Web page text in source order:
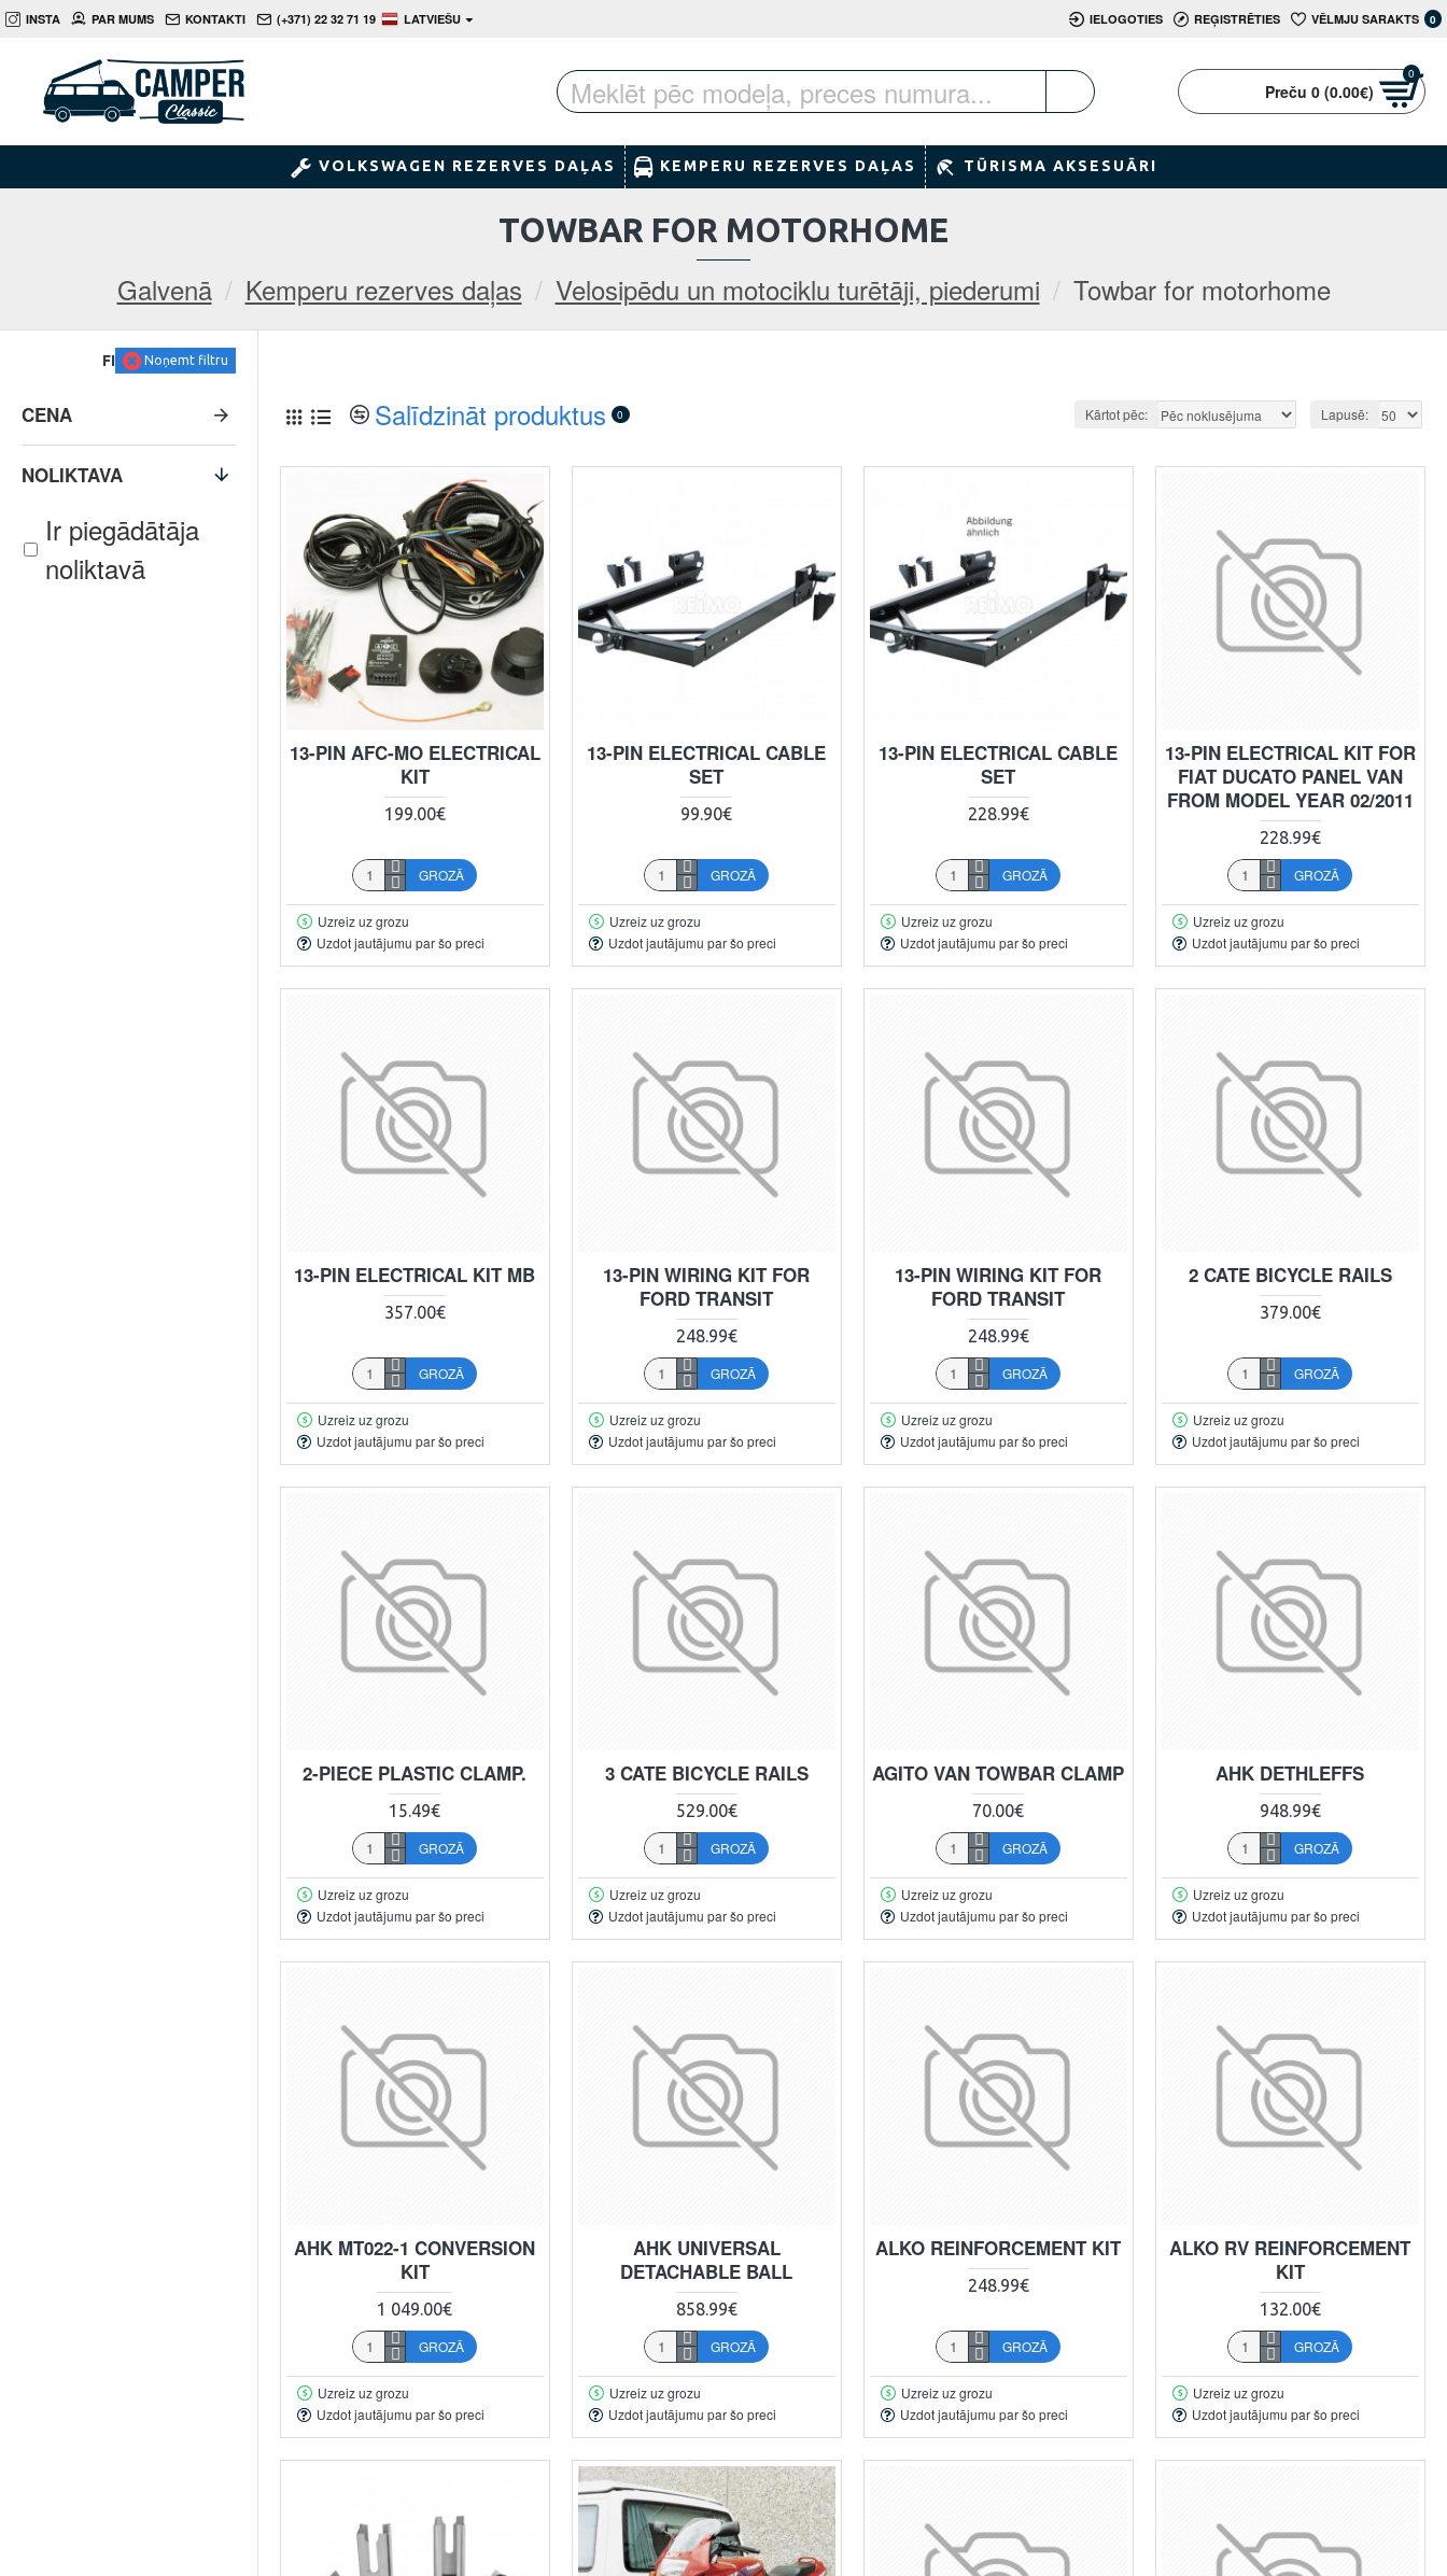
INSTA PAR MUMS KONTAKTI (+371) 22 32 71 19 LATVIEŠU IELOGOTIES REĢISTRĒTIES VĒLMJU SARAKTS 0
Preču 0 (0.00€)
0
VOLKSWAGEN REZERVES DAĻAS KEMPERU REZERVES DAĻAS TŪRISMA AKSESUĀRI
Galvenā Kemperu rezerves daļas Velosipēdu un motociklu turētāji, piederumi Towbar for motorhome
TOWBAR FOR MOTORHOME
FILTRSNoņemt filtru
CENA
NOLIKTAVA
Ir piegādātāja
noliktavā
Salīdzināt produktus 0 Kārtot pēc: Lapusē:
13-PIN AFC-MO ELECTRICAL
KIT
199.00€
GROZĀ
Uzreiz uz grozu
Uzdot jautājumu par šo preci
13-PIN ELECTRICAL CABLE
SET
99.90€
GROZĀ
Uzreiz uz grozu
Uzdot jautājumu par šo preci
13-PIN ELECTRICAL CABLE
SET
228.99€
GROZĀ
Uzreiz uz grozu
Uzdot jautājumu par šo preci
13-PIN ELECTRICAL KIT FOR
FIAT DUCATO PANEL VAN
FROM MODEL YEAR 02/2011
228.99€
GROZĀ
Uzreiz uz grozu
Uzdot jautājumu par šo preci
13-PIN ELECTRICAL KIT MB
357.00€
GROZĀ
Uzreiz uz grozu
Uzdot jautājumu par šo preci
13-PIN WIRING KIT FOR
FORD TRANSIT
248.99€
GROZĀ
Uzreiz uz grozu
Uzdot jautājumu par šo preci
13-PIN WIRING KIT FOR
FORD TRANSIT
248.99€
GROZĀ
Uzreiz uz grozu
Uzdot jautājumu par šo preci
2 CATE BICYCLE RAILS
379.00€
GROZĀ
Uzreiz uz grozu
Uzdot jautājumu par šo preci
2-PIECE PLASTIC CLAMP.
15.49€
GROZĀ
Uzreiz uz grozu
Uzdot jautājumu par šo preci
3 CATE BICYCLE RAILS
529.00€
GROZĀ
Uzreiz uz grozu
Uzdot jautājumu par šo preci
AGITO VAN TOWBAR CLAMP
70.00€
GROZĀ
Uzreiz uz grozu
Uzdot jautājumu par šo preci
AHK DETHLEFFS
948.99€
GROZĀ
Uzreiz uz grozu
Uzdot jautājumu par šo preci
AHK MT022-1 CONVERSION
KIT
1 049.00€
GROZĀ
Uzreiz uz grozu
Uzdot jautājumu par šo preci
AHK UNIVERSAL
DETACHABLE BALL
858.99€
GROZĀ
Uzreiz uz grozu
Uzdot jautājumu par šo preci
ALKO REINFORCEMENT KIT
248.99€
GROZĀ
Uzreiz uz grozu
Uzdot jautājumu par šo preci
ALKO RV REINFORCEMENT
KIT
132.00€
GROZĀ
Uzreiz uz grozu
Uzdot jautājumu par šo preci